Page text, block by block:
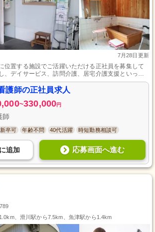
7月28日更新
位置する施設でご活躍いただける正社員を募集して
、デイサービス、訪問介護、居宅介護支援といった
供する中で、ご利用者さまの健康管理をお任せしま
り、リフレッシュ休暇も用意されているため、プライ
。また、昇給や賞与もございるので、長く安心して
護師の正社員求人
~330,000円
師
新卒可 年齢不問 40代活躍 時短勤務相談可
に追加 応募画面へ進む
、滑川駅から7.5km、魚津駅から1.4km